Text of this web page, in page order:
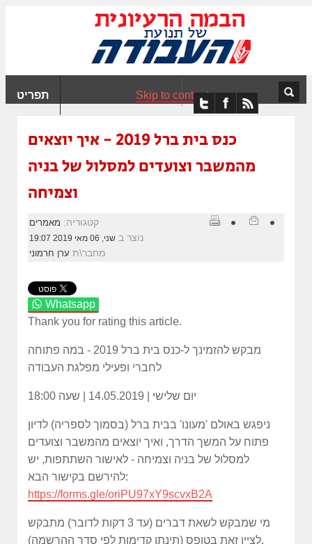
תפריט Skip to content
כנס בית ברל 2019 - איך יוצאים
מהמשבר וצועדים למסלול של בניה
וצמיחה
קטגוריה: מאמרים
נוצר ב שני, 06 מאי 2019 19:07
מחבר\ת ערן חרמוני
Whatsapp
Thank you for rating this article.
מבקש להזמינך ל-כנס בית ברל 2019 - במה פתוחה
לחברי ופעילי מפלגת העבודה
יום שלישי | 14.05.2019 | שעה 18:00
ניפגש באולם 'מעונו' בבית ברל (בסמוך לספריה) לדיון
פתוח על המשך הדרך, ואיך יוצאים מהמשבר וצועדים
למסלול של בניה וצמיחה - לאישור השתתפות, יש
להירשם בקישור הבא:
https://forms.gle/oriPU97xY9scvxB2A
מי שמבקש לשאת דברים (עד 3 דקות לדובר) מתבקש
לציין זאת בטופס (תינתן קדימות לפי סדר ההרשמה).